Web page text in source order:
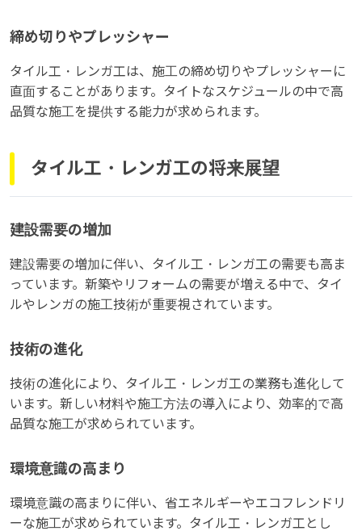
締め切りやプレッシャー
タイル工・レンガ工は、施工の締め切りやプレッシャーに
直面することがあります。タイトなスケジュールの中で高
品質な施工を提供する能力が求められます。
タイル工・レンガ工の将来展望
建設需要の増加
建設需要の増加に伴い、タイル工・レンガ工の需要も高ま
っています。新築やリフォームの需要が増える中で、タイ
ルやレンガの施工技術が重要視されています。
技術の進化
技術の進化により、タイル工・レンガ工の業務も進化して
います。新しい材料や施工方法の導入により、効率的で高
品質な施工が求められています。
環境意識の高まり
環境意識の高まりに伴い、省エネルギーやエコフレンドリ
ーな施工が求められています。タイル工・レンガ工とし